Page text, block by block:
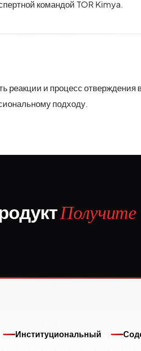
командой TOR Kimya.
реакции и процесс
подходу.
Получите
Институциональный